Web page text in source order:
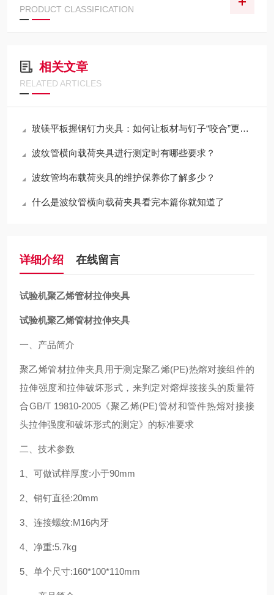
PRODUCT CLASSIFICATION
相关文章
RELATED ARTICLES
玻镁平板握钢钉力夹具：如何让板材与钉子“咬合”更牢固
波纹管横向载荷夹具进行测定时有哪些要求？
波纹管均布载荷夹具的维护保养你了解多少？
什么是波纹管横向载荷夹具看完本篇你就知道了
详细介绍 在线留言
试验机聚乙烯管材拉伸夹具
试验机聚乙烯管材拉伸夹具
一、产品简介
聚乙烯管材拉伸夹具用于测定聚乙烯(PE)热熔对接组件的
拉伸强度和拉伸破坏形式，来判定对熔焊接接头的质量符
合GB/T 19810-2005《聚乙烯(PE)管材和管件热熔对接接
头拉伸强度和破坏形式的测定》的标准要求
二、技术参数
1 、可做试样厚度:小于90mm
2 、销钉直径:20mm
3 、连接螺纹:M16内牙
4 、净重:5.7kg
5 、单个尺寸:160*100*110mm